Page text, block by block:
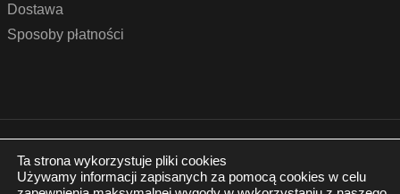
Dostawa
Sposoby płatności
© 2022 by podlogidrzwi.eu
Wszystkie prawa zastrzeżone
Realizacja:
Ta strona wykorzystuje pliki cookies
Używamy informacji zapisanych za pomocą cookies w celu